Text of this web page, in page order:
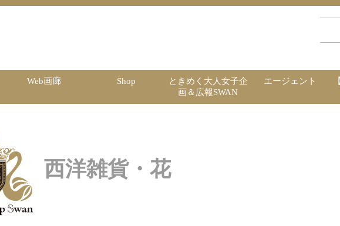
Web画廊 Shop
ときめく大人女子企
画＆広報SWAN
エージェント
西洋雑貨・花